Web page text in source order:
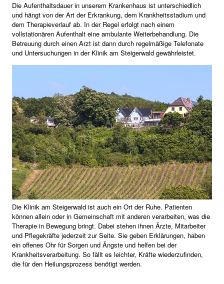
Die Aufenthaltsdauer in unserem Krankenhaus ist unterschiedlich
und hängt von der Art der Erkrankung, dem Krankheitsstadium und
dem Therapieverlauf ab. In der Regel erfolgt nach einem
vollstationären Aufenthalt eine ambulante Weiterbehandlung. Die
Betreuung durch einen Arzt ist dann durch regelmäßige Telefonate
und Untersuchungen in der Klinik am Steigerwald gewährleistet.
Die Klinik am Steigerwald ist auch ein Ort der Ruhe. Patienten
können allein oder in Gemeinschaft mit anderen verarbeiten, was die
Therapie in Bewegung bringt. Dabei stehen ihnen Ärzte, Mitarbeiter
und Pflegekräfte jederzeit zur Seite. Sie geben Erklärungen, haben
ein offenes Ohr für Sorgen und Ängste und helfen bei der
Krankheitsverarbeitung. So fällt es leichter, Kräfte wiederzufinden,
die für den Heilungsprozess benötigt werden.